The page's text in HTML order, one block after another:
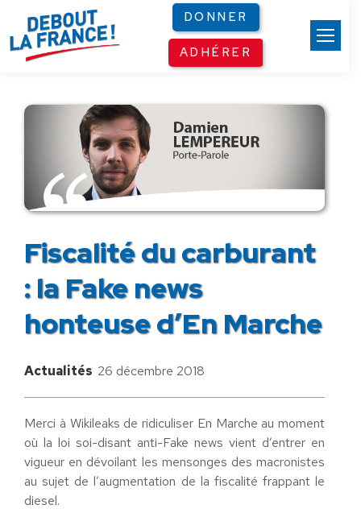
DONNER
ADHÉRER
Fiscalité du carburant
: la Fake news
honteuse d’En Marche
Actualités 26 décembre 2018
Merci à Wikileaks de ridiculiser En Marche au moment
où la loi soi-disant anti-Fake news vient d’entrer en
vigueur en dévoilant les mensonges des macronistes
au sujet de l’augmentation de la fiscalité frappant le
diesel.
Panneau de gestion des cookies